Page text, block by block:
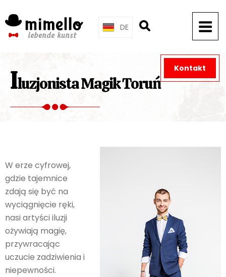
to
content
DE
Iluzjonista Magik Toruń
W erze cyfrowej,
gdzie tajemnice
zdają się być na
wyciągnięcie ręki,
nasi artyści iluzji
ożywiają magię,
przywracając
uczucie zadziwienia i
niepewności.
Kontakt